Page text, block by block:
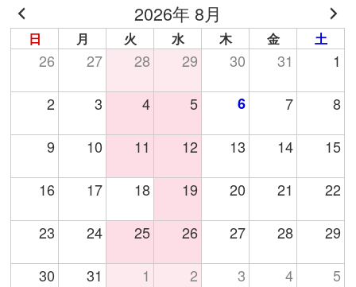
イ
ブ
2026年 8月
日 月 火 水 木 金 土
26 27 28 29 30 31 1
2 3 4 5 6 7 8
9 10 11 12 13 14 15
16 17 18 19 20 21 22
23 24 25 26 27 28 29
30 31 1 2 3 4 5